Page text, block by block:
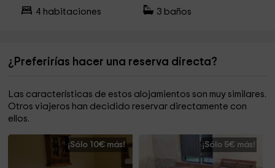
4 habitaciones 3 baños
¿Preferirías hacer una reserva directa?
Las características de estos alojamientos son muy similares.
Otros viajeros han decidido reservar directamente con
ellos.
¡Sólo 10€ más! ¡Sólo 5€ más!